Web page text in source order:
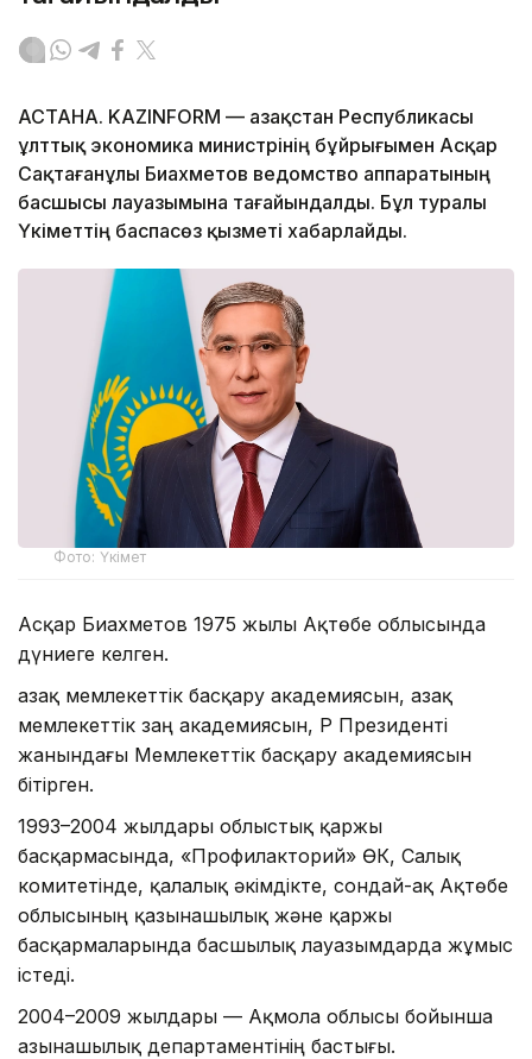
АСТАНА. KAZINFORM — Қазақстан Республикасы
ұлттық экономика министрінің бұйрығымен Асқар
Сақтағанұлы Биахметов ведомство аппаратының
басшысы лауазымына тағайындалды. Бұл туралы
Үкіметтің баспасөз қызметі хабарлайды.
Фото: Үкімет
Асқар Биахметов 1975 жылы Ақтөбе облысында
дүниеге келген.
Қазақ мемлекеттік басқару академиясын, Қазақ
мемлекеттік заң академиясын, ҚР Президенті
жанындағы Мемлекеттік басқару академиясын
бітірген.
1993–2004 жылдары облыстық қаржы
басқармасында, «Профилакторий» ӨК, Салық
комитетінде, қалалық әкімдікте, сондай-ақ Ақтөбе
облысының қазынашылық және қаржы
басқармаларында басшылық лауазымдарда жұмыс
істеді.
2004–2009 жылдары — Ақмола облысы бойынша
Қазынашылық департаментінің бастығы.